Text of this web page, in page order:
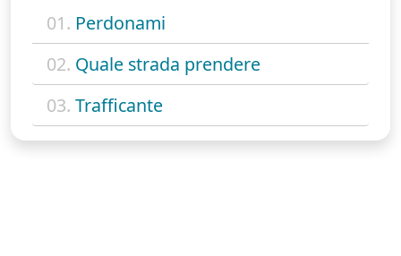
01. Perdonami
02. Quale strada prendere
03. Trafficante